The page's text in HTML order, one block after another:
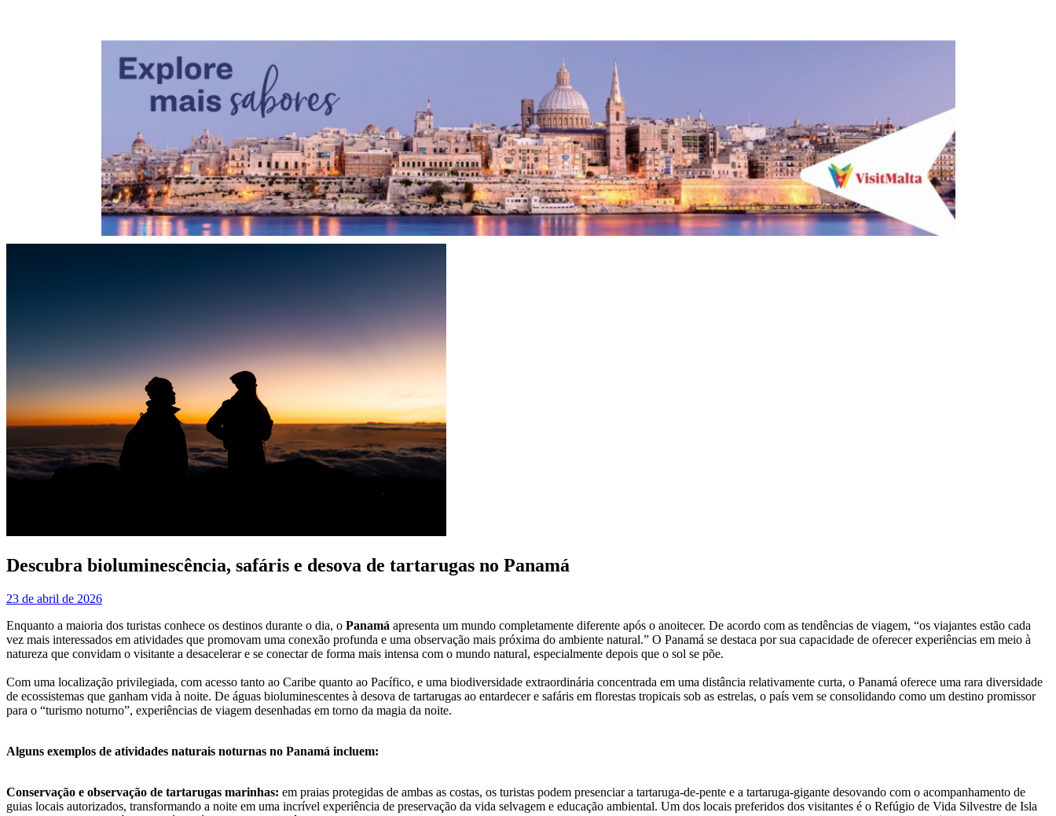
Descubra bioluminescência, safáris e desova de tartarugas no Panamá
23 de abril de 2026
Enquanto a maioria dos turistas conhece os destinos durante o dia, o Panamá apresenta um mundo completamente diferente após o anoitecer. De acordo com as tendências de viagem, “os viajantes estão cada
vez mais interessados em atividades que promovam uma conexão profunda e uma observação mais próxima do ambiente natural.” O Panamá se destaca por sua capacidade de oferecer experiências em meio à
natureza que convidam o visitante a desacelerar e se conectar de forma mais intensa com o mundo natural, especialmente depois que o sol se põe.
Com uma localização privilegiada, com acesso tanto ao Caribe quanto ao Pacífico, e uma biodiversidade extraordinária concentrada em uma distância relativamente curta, o Panamá oferece uma rara diversidade
de ecossistemas que ganham vida à noite. De águas bioluminescentes à desova de tartarugas ao entardecer e safáris em florestas tropicais sob as estrelas, o país vem se consolidando como um destino promissor
para o “turismo noturno”, experiências de viagem desenhadas em torno da magia da noite.
Alguns exemplos de atividades naturais noturnas no Panamá incluem:
Conservação e observação de tartarugas marinhas: em praias protegidas de ambas as costas, os turistas podem presenciar a tartaruga-de-pente e a tartaruga-gigante desovando com o acompanhamento de
guias locais autorizados, transformando a noite em uma incrível experiência de preservação da vida selvagem e educação ambiental. Um dos locais preferidos dos visitantes é o Refúgio de Vida Silvestre de Isla